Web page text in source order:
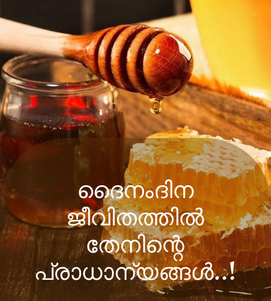
ദൈനംദിന
ജീവിതത്തിൽ
തേനിന്റെ
പ്രാധാന്യങ്ങൾ..!